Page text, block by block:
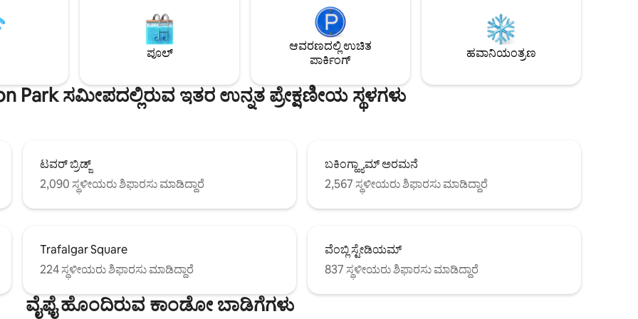
ಹೊಂದಿರುವ ಕೆಲಸದ ಸ್ಥಳ.
ಬ್ರಾಡ್‌ಬ್ಯಾಂಡ್. ಮಲಗುವ
ಹಿಂಭಾಗವನ್ನು ನೋಡುತ್ತದೆ -
ಮತ್ತು ಅತ್ಯಂತ ಆರಾಮದಾಯಕವಾದ
ಮಾಜಿ ಗೋದಾಮಿನಲ್ಲಿ ನೆಲೆಗೊಂಡಿರುವ ಈ ಲಾಫ್ಟ್
ಅನ್ನು ಇತ್ತೀಚೆಗೆ ಉನ್ನತ-ಮಟ್ಟದ ಗುಣಮಟ್ಟಕ್ಕೆ
ನವೀಕರಿಸಲಾಗಿದೆ, ಆಧುನಿಕ ಪೀಠೋಪಕರಣಗಳನ್ನು
ಮೂಲ ವಿಂಟೇಜ್ ವೈಶಿಷ್ಟ್ಯಗಳೊಂದಿಗೆ ಸಂಯೋಜಿಸಿ
ಸೊಗಸಾದ, ಅಧಿಕೃತ ಶೋರ್ಡಿಚ್ ವಾಸ್ತವ್ಯವನ್ನು
ನೀಡುತ್ತದೆ. ಪುಸ್ತಕದೊಂದಿಗೆ ಕುಳಿತುಕೊಳ್ಳಿ, ಹತ್ತಿರದ
ಕೆಫೆಗಳು ಮತ್ತು ಗ್ಯಾಲರಿಗಳನ್ನು ಆನಂದಿಸಿ ಅಥವಾ ಈಸ್ಟ್
ಲಂಡನ್‌ನ ಹೃದಯಭಾಗದಲ್ಲಿರುವ ಈ ಶಾಂತ,
ಕ್ಯುರೇಟೆಡ್ ರಿಟ್ರೀಟ್‌ನಲ್ಲಿ ವಿಶ್ರಾಂತಿ ಪಡೆಯಿರಿ.
ಪೂಲ್
ಆವರಣದಲ್ಲಿ ಉಚಿತ
ಪಾರ್ಕಿಂಗ್
ಹವಾನಿಯಂತ್ರಣ
Park ಸಮೀಪದಲ್ಲಿರುವ ಇತರ ಉನ್ನತ ಪ್ರೇಕ್ಷಣೀಯ ಸ್ಥಳಗಳು
ಟವರ್ ಬ್ರಿಡ್ಜ್
2,090 ಸ್ಥಳೀಯರು ಶಿಫಾರಸು ಮಾಡಿದ್ದಾರೆ
ಬಕಿಂಗ್ಹ್ಯಾಮ್ ಅರಮನೆ
2,567 ಸ್ಥಳೀಯರು ಶಿಫಾರಸು ಮಾಡಿದ್ದಾರೆ
Trafalgar Square
224 ಸ್ಥಳೀಯರು ಶಿಫಾರಸು ಮಾಡಿದ್ದಾರೆ
ವೆಂಬ್ಲಿ ಸ್ಟೇಡಿಯಮ್
837 ಸ್ಥಳೀಯರು ಶಿಫಾರಸು ಮಾಡಿದ್ದಾರೆ
ವೈಫೈ ಹೊಂದಿರುವ ಕಾಂಡೋ ಬಾಡಿಗೆಗಳು